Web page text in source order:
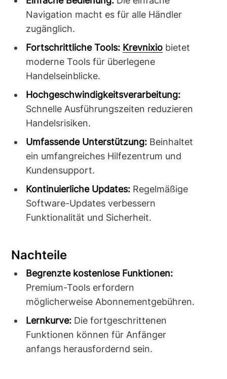
Navigation macht es für alle Händler
zugänglich.
Fortschrittliche Tools: Krevnixio bietet
moderne Tools für überlegene
Handelseinblicke.
Hochgeschwindigkeitsverarbeitung:
Schnelle Ausführungszeiten reduzieren
Handelsrisiken.
Umfassende Unterstützung: Beinhaltet
ein umfangreiches Hilfezentrum und
Kundensupport.
Kontinuierliche Updates: Regelmäßige
Software-Updates verbessern
Funktionalität und Sicherheit.
Nachteile
Begrenzte kostenlose Funktionen:
Premium-Tools erfordern
möglicherweise Abonnementgebühren.
Lernkurve: Die fortgeschrittenen
Funktionen können für Anfänger
anfangs herausfordernd sein.